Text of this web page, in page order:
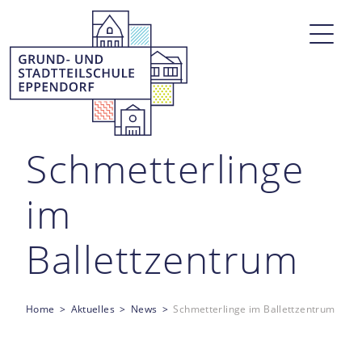
Schmetterlinge
im
Ballettzentrum
Home Aktuelles News Schmetterlinge im Ballettzentrum